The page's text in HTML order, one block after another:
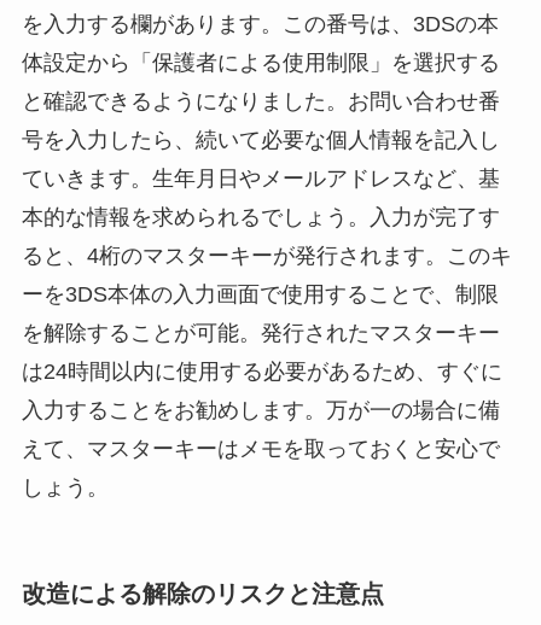
を入力する欄があります。この番号は、3DSの本
体設定から「保護者による使用制限」を選択する
と確認できるようになりました。お問い合わせ番
号を入力したら、続いて必要な個人情報を記入し
ていきます。生年月日やメールアドレスなど、基
本的な情報を求められるでしょう。入力が完了す
ると、4桁のマスターキーが発行されます。このキ
ーを3DS本体の入力画面で使用することで、制限
を解除することが可能。発行されたマスターキー
は24時間以内に使用する必要があるため、すぐに
入力することをお勧めします。万が一の場合に備
えて、マスターキーはメモを取っておくと安心で
しょう。
改造による解除のリスクと注意点